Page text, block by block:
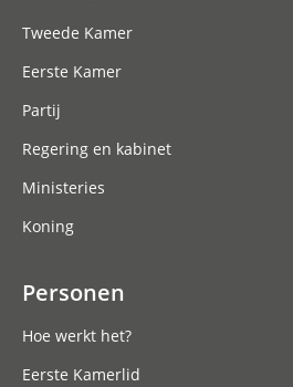
Tweede Kamer
Eerste Kamer
Partij
Regering en kabinet
Ministeries
Koning
Personen
Hoe werkt het?
Eerste Kamerlid